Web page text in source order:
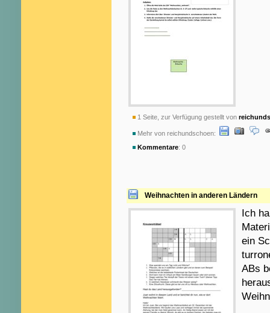
1 Seite, zur Verfügung gestellt von
Mehr von reichundschoen:
Kommentare: 0
Weihnachten in anderen Ländern
Ich
ein
ABs